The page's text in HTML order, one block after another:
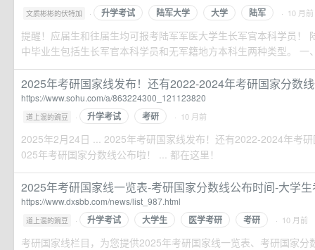
文质彬彬的伏特加 · 升学考试 陆军大学 大学 陆军 · 10 月前
提醒！应届生和往届生均可报考陆军军医大学生长军官本科学员！
中毕业生包括生长军官本科学员和无军籍地方本科生两种类型。 一
2025年考研国家线发布！还有2022-2024年考研国家分数
https://www.sohu.com/a/863224300_121123820
道上混的豌豆 · 升学考试 考研 · 10 月前
2025年2月24日 ... 2025年考研国家线发布！还有2022-2024年考
025年考研国家分数线公布啦！ ... 都在这里！
2025年考研国家线一览表-考研国家分数线公布时间-大学
https://www.dxsbb.com/news/list_987.html
道上混的豌豆 · 升学考试 大学生 医学考研 考研 · 10 月前
考研国家线栏目，为您提供2025年考研国家线一览表、考研国家分